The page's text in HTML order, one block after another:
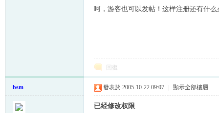
呵，游客也可以发帖！这样注册还有什么
回復
bsm 發表於 2005-10-22 09:07 顯示全部樓層
已经修改权限